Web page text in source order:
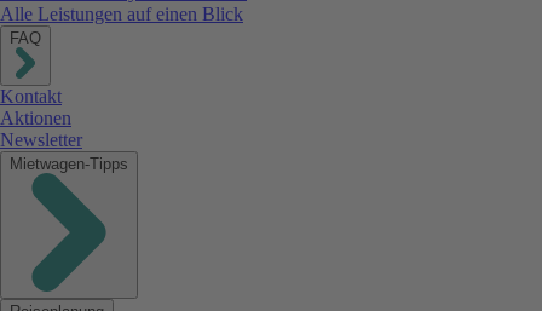
Alle Leistungen auf einen Blick
FAQ
Kontakt
Aktionen
Newsletter
Mietwagen-Tipps